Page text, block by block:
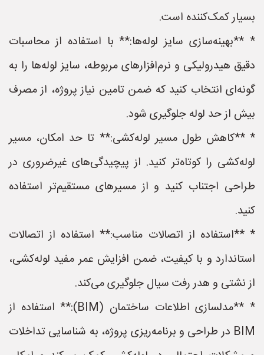
بسیار کمک‌کننده است.
* **بهینه‌سازی سایز لوله‌ها:** با استفاده از محاسبات
دقیق هیدرولیکی و نرم‌افزارهای مربوطه، سایز لوله‌ها را به
گونه‌ای انتخاب کنید که ضمن تامین نیاز پروژه، از مصرف
بیش از حد لوله جلوگیری شود.
* **کاهش طول مسیر لوله‌کشی:** تا حد امکان، مسیر
لوله‌کشی را کوتاه‌تر کنید. از پیچیدگی‌های غیرضروری در
طراحی اجتناب کنید و از مسیرهای مستقیم‌تر استفاده
کنید.
* **استفاده از اتصالات مناسب:** استفاده از اتصالات
استاندارد و با کیفیت، ضمن افزایش عمر مفید لوله‌کشی،
از نشتی و هدر رفت سیال جلوگیری می‌کند.
* **مدلسازی اطلاعات ساختمان (BIM):** استفاده از
BIM در طراحی و برنامه‌ریزی پروژه، به شناسایی تداخلات